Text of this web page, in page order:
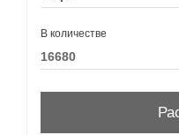
В количестве